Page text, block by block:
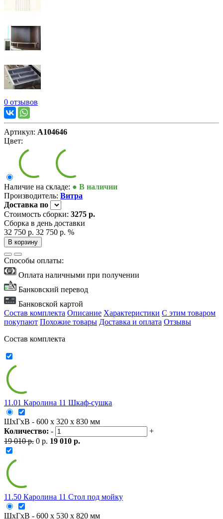
0 отзывов
Артикул: А104646
Цвет:
Наличие на складе: ● В наличии
Производитель: Витра
Доставка по
Стоимость сборки: 3275 р.
Сборка в день доставки
32 750 р. 32 750 р. %
В корзину
Способы оплаты:
Оплата наличными при получении
Банковский перевод
Банковской картой
Состав комплекта Описание Характеристики С этим товаром
покупают Похожие товары Доставка и оплата Отзывы
Состав комплекта
11.01 Каролина 11 Шкаф-сушка
ШxГxВ - 600 x 320 x 830 мм
Количество: -
+
19 010 р. 0 р. 19 010 р.
11.50 Каролина 11 Стол под мойку
ШxГxВ - 600 x 530 x 820 мм